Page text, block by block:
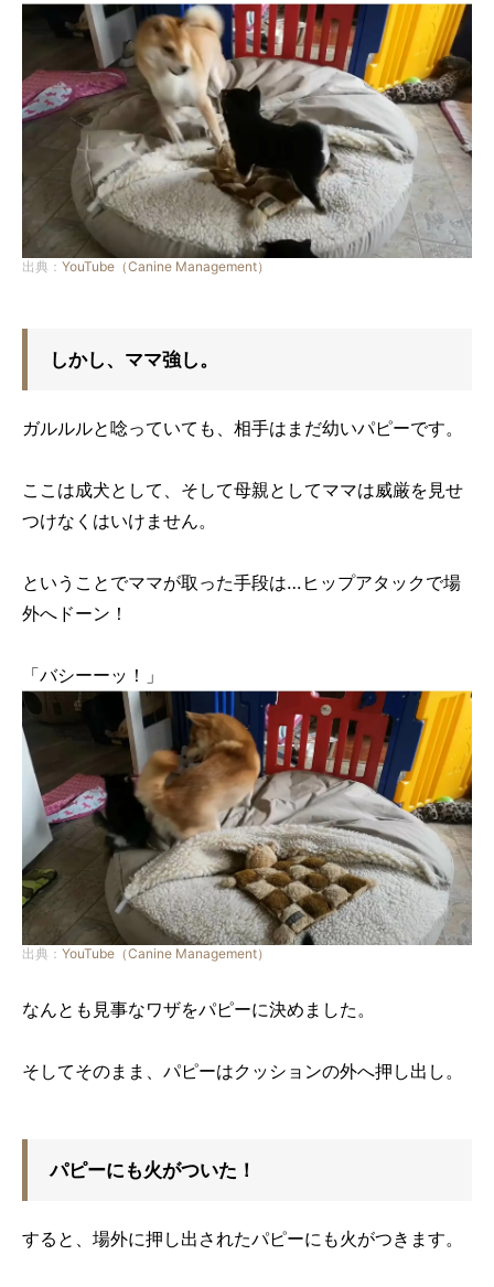
出典： YouTube（Canine Management）
しかし、ママ強し。
ガルルルと唸っていても、相手はまだ幼いパピーです。
ここは成犬として、そして母親としてママは威厳を見せ
つけなくはいけません。
ということでママが取った手段は…ヒップアタックで場
外へドーン！
「バシーーッ！」
出典： YouTube（Canine Management）
なんとも見事なワザをパピーに決めました。
そしてそのまま、パピーはクッションの外へ押し出し。
パピーにも火がついた！
すると、場外に押し出されたパピーにも火がつきます。